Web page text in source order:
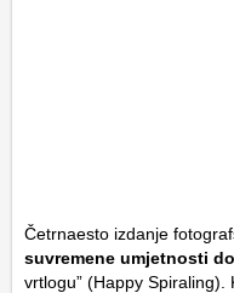
Četrnaesto izdanje
suvremene umjetnosti
vrtlogu” (Happy Spiraling).